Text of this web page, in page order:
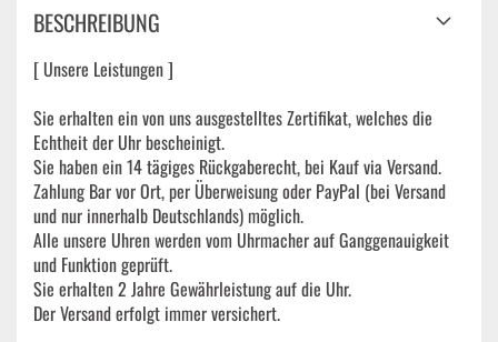
BESCHREIBUNG
[ Unsere Leistungen ]
Sie erhalten ein von uns ausgestelltes Zertifikat, welches die
Echtheit der Uhr bescheinigt.
Sie haben ein 14 tägiges Rückgaberecht, bei Kauf via Versand.
Zahlung Bar vor Ort, per Überweisung oder PayPal (bei Versand
und nur innerhalb Deutschlands) möglich.
Alle unsere Uhren werden vom Uhrmacher auf Ganggenauigkeit
und Funktion geprüft.
Sie erhalten 2 Jahre Gewährleistung auf die Uhr.
Der Versand erfolgt immer versichert.